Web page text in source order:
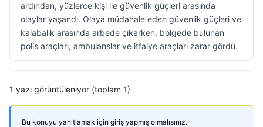
ardından, yüzlerce kişi ile güvenlik güçleri arasında
olaylar yaşandı. Olaya müdahale eden güvenlik güçleri ve
kalabalık arasında arbede çıkarken, bölgede bulunan
polis araçları, ambulanslar ve itfaiye araçları zarar gördü.
1 yazı görüntüleniyor (toplam 1)
Bu konuyu yanıtlamak için giriş yapmış olmalısınız.